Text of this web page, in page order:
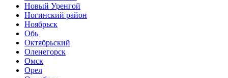
Новый Уренгой
Ногинский район
Ноябрьск
Обь
Октябрьский
Оленегорск
Омск
Орел